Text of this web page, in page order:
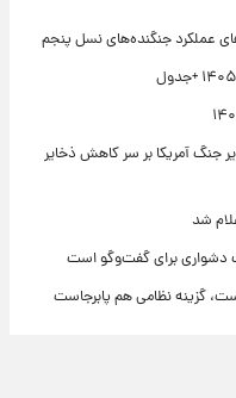
جنگ آمریکا بر سر کاهش ذخایر
شد
دشواری برای گفت‌وگو است
گزینه نظامی هم پابرجاست